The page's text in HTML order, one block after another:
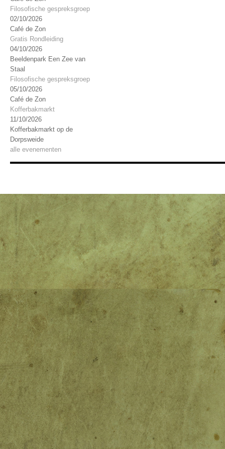
Filosofische gespreksgroep
02/10/2026
Café de Zon
Gratis Rondleiding
04/10/2026
Beeldenpark Een Zee van
Staal
Filosofische gespreksgroep
05/10/2026
Café de Zon
Kofferbakmarkt
11/10/2026
Kofferbakmarkt op de
Dorpsweide
alle evenementen